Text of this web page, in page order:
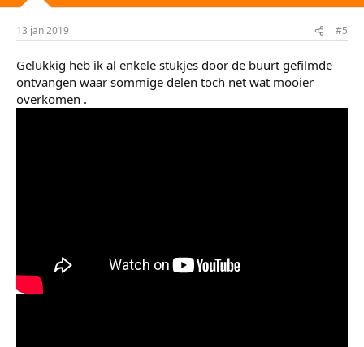
13 jan 2019 #5
Gelukkig heb ik al enkele stukjes door de buurt gefilmde
ontvangen waar sommige delen toch net wat mooier
overkomen .